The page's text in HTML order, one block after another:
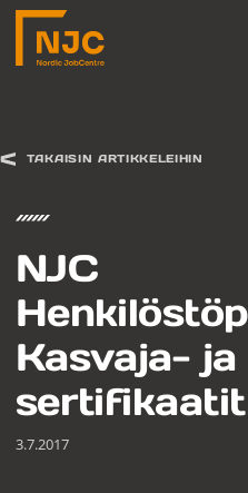
Siirry
sisältöön
TAKAISIN ARTIKKELEIHIN
NJC
Kasvaja-
sertifikaatit
3.7.2017